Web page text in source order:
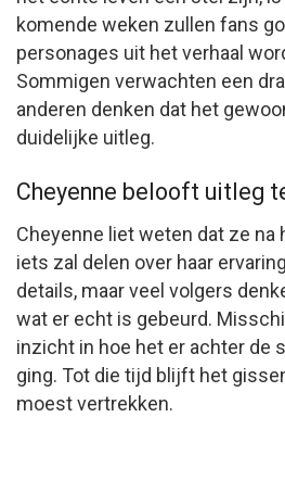
komende weken zullen fans
personages uit het verhaal
Sommigen verwachten een
anderen denken dat het
duidelijke uitleg.
Cheyenne belooft uitleg
Cheyenne liet weten dat ze na
iets zal delen over haar
details, maar veel volgers
wat er echt is gebeurd.
inzicht in hoe het er achter de
ging. Tot die tijd blijft het
moest vertrekken.